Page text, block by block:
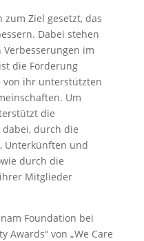
Ziel gesetzt, das
Dabei stehen
im
die Förderung
ihr unterstützten
Um
die
durch die
Unterkünften und
durch die
Mitglieder
Foundation bei
Awards“ von „We Care